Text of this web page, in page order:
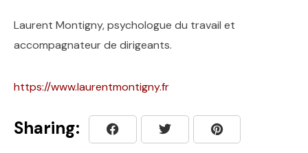
Laurent Montigny, psychologue du travail et
accompagnateur de dirigeants.
https://www.laurentmontigny.fr
Sharing: